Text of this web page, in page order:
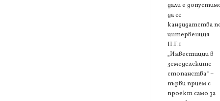
дали е
да се
кандидатства
интервенция
ІІ.Г.1
„Инвестиции в
земеделските
стопанства“ –
първи прием с
проект само за